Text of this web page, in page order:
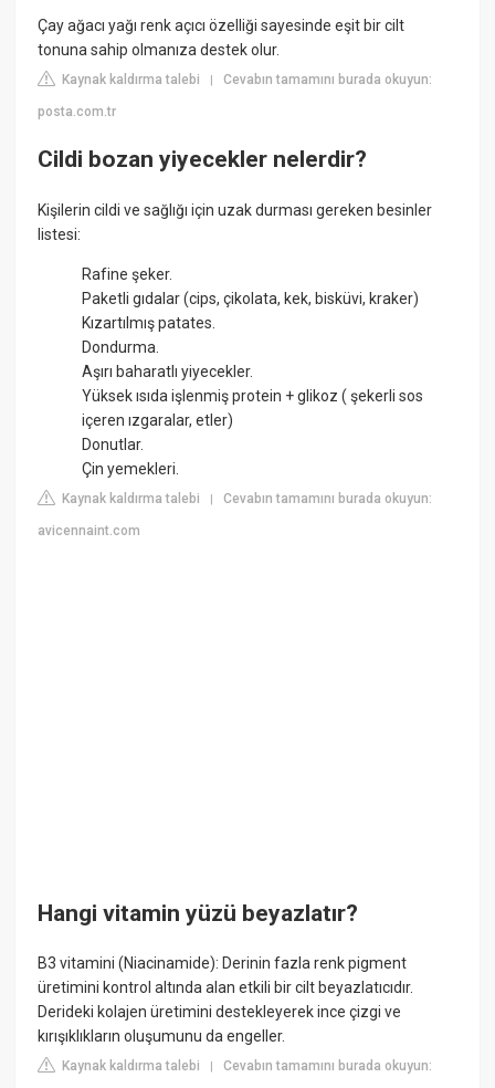
Çay ağacı yağı renk açıcı özelliği sayesinde eşit bir cilt
tonuna sahip olmanıza destek olur.
Kaynak kaldırma talebi |Cevabın tamamını burada okuyun:
posta.com.tr
Cildi bozan yiyecekler nelerdir?
Kişilerin cildi ve sağlığı için uzak durması gereken besinler
listesi:
Rafine şeker.
Paketli gıdalar (cips, çikolata, kek, bisküvi, kraker)
Kızartılmış patates.
Dondurma.
Aşırı baharatlı yiyecekler.
Yüksek ısıda işlenmiş protein + glikoz ( şekerli sos
içeren ızgaralar, etler)
Donutlar.
Çin yemekleri.
Kaynak kaldırma talebi |Cevabın tamamını burada okuyun:
avicennaint.com
Hangi vitamin yüzü beyazlatır?
B3 vitamini (Niacinamide): Derinin fazla renk pigment
üretimini kontrol altında alan etkili bir cilt beyazlatıcıdır.
Derideki kolajen üretimini destekleyerek ince çizgi ve
kırışıklıkların oluşumunu da engeller.
Kaynak kaldırma talebi |Cevabın tamamını burada okuyun: